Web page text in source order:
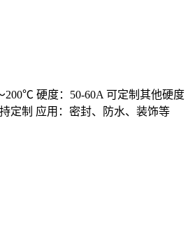
200℃ 硬度：50-60A 可定制其他硬度
定制 应用：密封、防水、装饰等